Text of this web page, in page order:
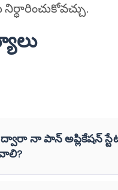
లు
నా పాన్ అప్లికేషన్